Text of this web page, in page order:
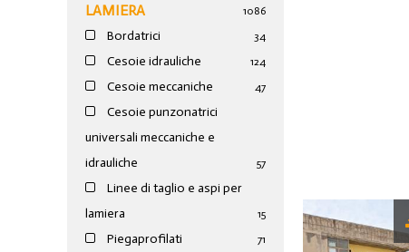
LAMIERA
1086
Bordatrici 34
Cesoie idrauliche 124
Cesoie meccaniche 47
Cesoie punzonatrici
universali meccaniche e
idrauliche
57
Linee di taglio e aspi per
lamiera
15
Piegaprofilati 71